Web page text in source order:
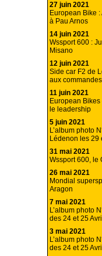
27 juin 2021
European Bike
à Pau Arnos
14 juin 2021
Wssport 600 :
Misano
12 juin 2021
Side car F2 de
aux commandes
11 juin 2021
European
le leadership
5 juin 2021
L’album photo
Lédenon les 29
31 mai 2021
Wssport 600, le
26 mai 2021
Mondial
Aragon
7 mai 2021
L’album photo
des 24 et 25
3 mai 2021
L’album photo
des 24 et 25